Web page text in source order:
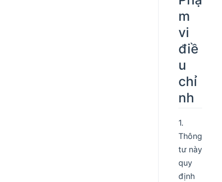
m
vi
điề
u
chỉ
nh
1.
Thông
tư này
quy
định